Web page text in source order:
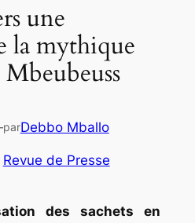
une
la mythique
parDebbo Mballo
Revue de Presse
des sachets en